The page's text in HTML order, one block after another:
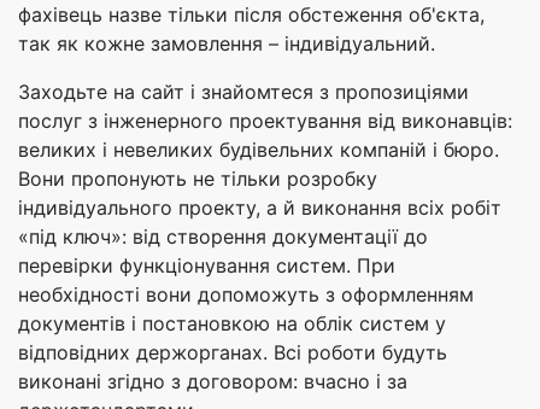
фахівець назве тільки після обстеження об'єкта,
так як кожне замовлення – індивідуальний.
Заходьте на сайт і знайомтеся з пропозиціями
послуг з інженерного проектування від виконавців:
великих і невеликих будівельних компаній і бюро.
Вони пропонують не тільки розробку
індивідуального проекту, а й виконання всіх робіт
«під ключ»: від створення документації до
перевірки функціонування систем. При
необхідності вони допоможуть з оформленням
документів і постановкою на облік систем у
відповідних держорганах. Всі роботи будуть
виконані згідно з договором: вчасно і за